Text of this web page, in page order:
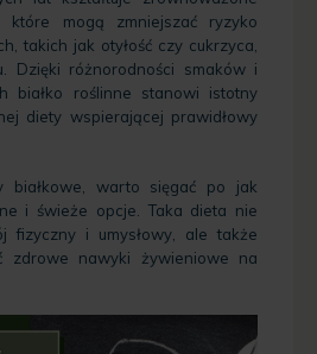
które mogą zmniejszać ryzyko
takich jak otyłość czy cukrzyca,
Dzięki różnorodności smaków i
białko roślinne stanowi istotny
diety wspierającej prawidłowy
białkowe, warto sięgać po jak
i świeże opcje. Taka dieta nie
fizyczny i umysłowy, ale także
zdrowe nawyki żywieniowe na